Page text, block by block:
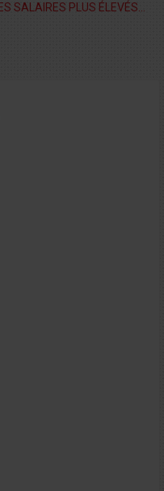
SALAIRES PLUS ÉLEVÉS…